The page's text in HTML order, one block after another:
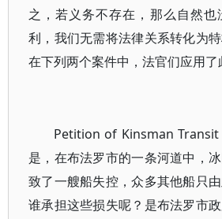
之，若义务不存在，那么自然也
利，我们无需将法律关系转化为
在下列两个案件中，法官们应用了
Petition of Kinsman
是，在布法罗市的一条河道中，
致了一艘船失控，众多其他船只
谁承担这些损失呢？是布法罗市